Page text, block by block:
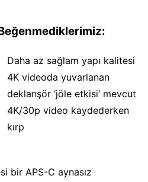
Daha az sağlam yapı kalitesi
4K videoda yuvarlanan
deklanşör ‘jöle etkisi’ mevcut
4K/30p video kaydederken
kırp
bir APS-C aynasız